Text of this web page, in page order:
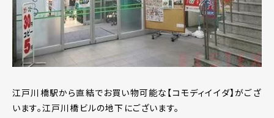
江戸川橋駅から直結でお買い物可能な【コモディイイダ】がござ
います。江戸川橋ビルの地下にございます。